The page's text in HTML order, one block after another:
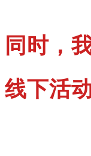
同时，
线下活